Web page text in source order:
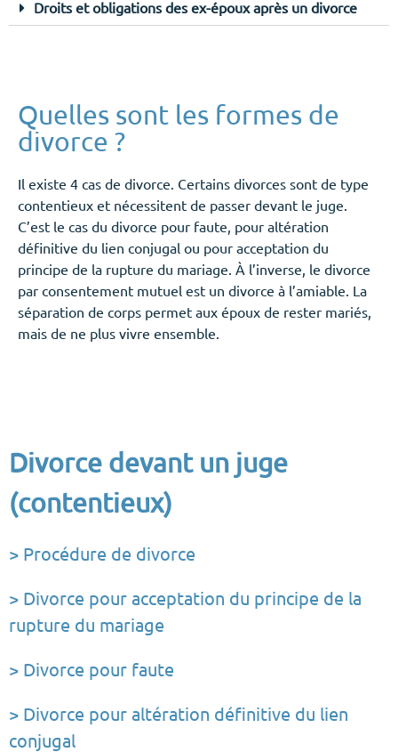
Droits et obligations des ex-époux après un divorce
Quelles sont les formes de
divorce ?
Il existe 4 cas de divorce. Certains divorces sont de type
contentieux et nécessitent de passer devant le juge.
C’est le cas du divorce pour faute, pour altération
définitive du lien conjugal ou pour acceptation du
principe de la rupture du mariage. À l’inverse, le divorce
par consentement mutuel est un divorce à l’amiable. La
séparation de corps permet aux époux de rester mariés,
mais de ne plus vivre ensemble.
Divorce devant un juge
(contentieux)
> Procédure de divorce
> Divorce pour acceptation du principe de la
rupture du mariage
> Divorce pour faute
> Divorce pour altération définitive du lien
conjugal